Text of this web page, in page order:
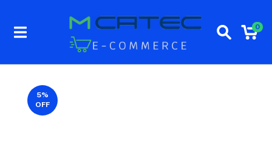
0
5%
OFF